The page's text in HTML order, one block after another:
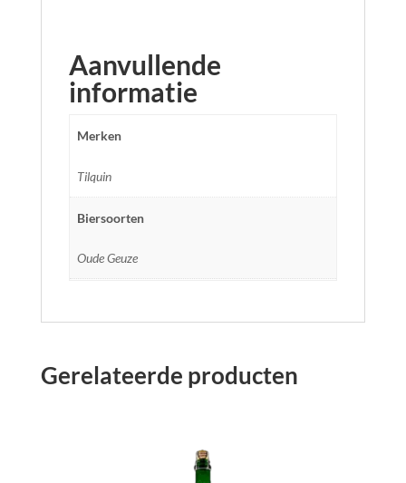
Aanvullende
informatie
Merken
Tilquin
Biersoorten
Oude Geuze
Gerelateerde producten